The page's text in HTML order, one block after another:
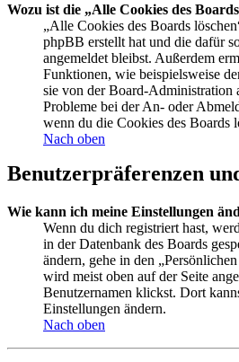
Wozu ist die „Alle Cookies des
„Alle Cookies des Boards
phpBB erstellt hat und die dafür
angemeldet bleibst. Außerdem
Funktionen, wie beispielsweise
sie von der Board-Administration
Probleme bei der An- oder
wenn du die Cookies des Boards
Nach oben
Benutzerpräferenzen
Wie kann ich meine Einstellungen
Wenn du dich registriert hast,
in der Datenbank des Boards
ändern, gehe in den
wird meist oben auf der Seite
Benutzernamen klickst. Dort
Einstellungen ändern.
Nach oben